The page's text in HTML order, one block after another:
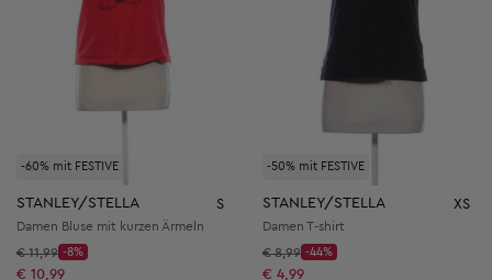
-60% mit FESTIVE
STANLEY/STELLA S
Damen Bluse mit kurzen Ärmeln
Startpreis:
€ 11,99
Discount Price:
-8%
Reduzierter Preis:
€ 10,99
-50% mit FESTIVE
STANLEY/STELLA XS
Damen T-shirt
Startpreis:
€ 8,99
Discount Price:
-44%
Reduzierter Preis:
€ 4,99